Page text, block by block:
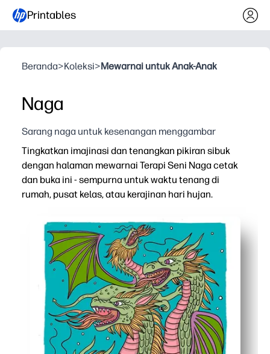
Printables
Beranda>Koleksi>Mewarnai untuk Anak-Anak
Naga
Sarang naga untuk kesenangan menggambar
Tingkatkan imajinasi dan tenangkan pikiran sibuk
dengan halaman mewarnai Terapi Seni Naga cetak
dan buka ini - sempurna untuk waktu tenang di
rumah, pusat kelas, atau kerajinan hari hujan.
Cukup cetak dan warnai - tidak perlu persiapan,
Timbangan, api, dan tekstur yang rumit mengundang
Mendukung keterampilan motorik halus, eksplorasi
Fleksibel untuk ruang kelas dan keluarga - bagus